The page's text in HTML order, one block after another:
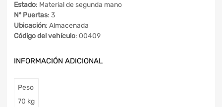
Estado: Material de segunda mano
Nº Puertas: 3
Ubicación: Almacenada
Código del vehículo: 00409
INFORMACIÓN ADICIONAL
Peso
70 kg